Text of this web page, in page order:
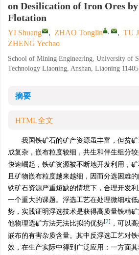
on Desilication of Iron Ores by
Flotation
YI Shuang , ZHAO Tonglin , , TU
ZHENG Yechao
School of Mining Engineering, University of
Technology Liaoning, Anshan, Liaoning
摘要
HTML全文
我国铁矿石的矿产资源虽丰富，但贫
成复杂，嵌布粒度较细，共生和伴生组分较
快速崛起，铁矿资源被不断地开发利用，矿
且矿物嵌布粒度越来越细，因而分选困难
铁矿石资源严重短缺的情境下，合理开发
一个重大的课题。浮选工艺在处理微细粒
势，实践证明浮选技术是获得高质量铁精
他物理选矿方法无法比拟的优势[2]
，可以
嵌布的有害杂质含量。其中反浮选工艺对
效，在生产实际中得到广泛应用：一方面